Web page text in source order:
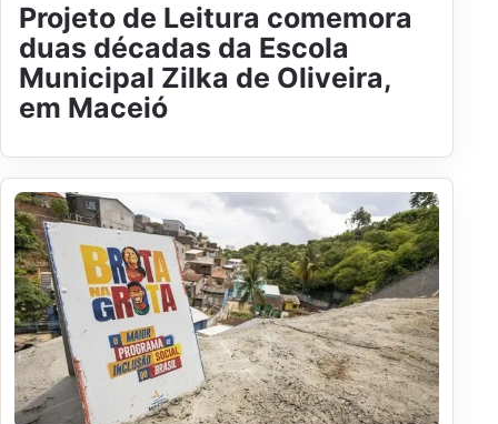
Projeto de Leitura comemora
duas décadas da Escola
Municipal Zilka de Oliveira,
em Maceió